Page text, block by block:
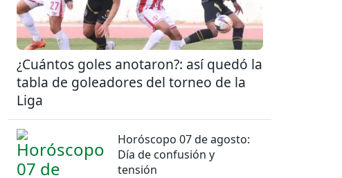
¿Cuántos goles anotaron?: así quedó la
tabla de goleadores del torneo de la
Liga
Horóscopo 07 de agosto:
Día de confusión y
tensión